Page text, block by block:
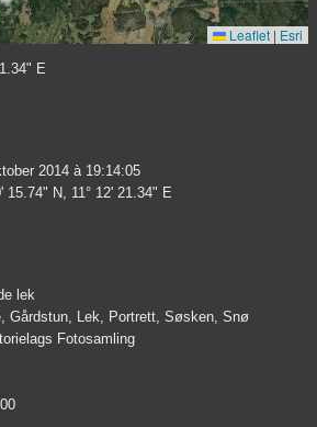
Leaflet | Esri
E
2014 à 19:14:05
15.74" N, 11° 12' 21.34" E
lek
Gårdstun, Lek, Portrett, Søsken, Snø
Fotosamling